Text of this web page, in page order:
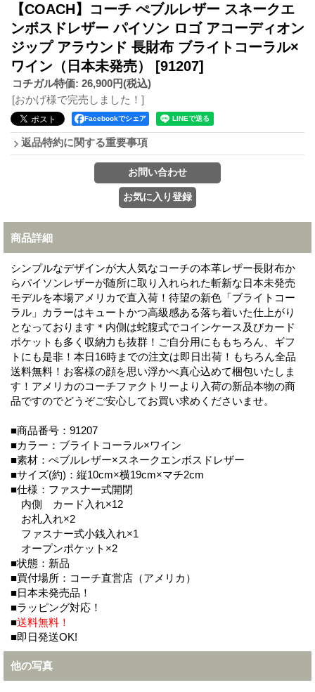
【COACH】コーチ ぺブルレザー スネークエ
ンボスドレザー パイソン ロゴ アコーディオン
ジップ アラウンド 長財布 ブライトコーラル×
ワイン（日本未発売） [91207]
コチガル特価: 26,900円(税込)
[おかげ様で完売しました！]
Facebookでシェア
返品特約に関する重要事項
商品詳細
シンプルなデザインが大人気なコーチの本革レザー長財布か
らパイソンレザーが随所に取り入れられた斬新な日本未発売
モデルを本場アメリカで直入荷！待望の新色「ブライトコー
ラル」カラーはキュートかつ高級感ある落ち着いた仕上がり
となっております＊内側は蛇腹式でコインケース及びカード
ポケットも多く収納力も抜群！ご自分用にももちろん、ギフ
トにも是非！本日16時までの注文は即日出荷！もちろん全品
送料無料！お客様の顔を思い浮かべ真心込めて梱包いたしま
す！アメリカのコーチファクトリーより入荷の新品本物の商
品ですのでどうぞご安心してお買い求めくださいませ。
■商品番号：91207
■カラー：ブライトコーラル×ワイン
■素材：ぺブルレザー×スネークエンボスドレザー
■サイズ(約)：縦10cm×横19cm×マチ2cm
■仕様：ファスナー式開閉
内側 カード入れ×12
お札入れ×2
ファスナー式小銭入れ×1
オープンポケット×2
■状態：新品
■買付場所：コーチ直営店（アメリカ）
■日本未発売品！
■ラッピング対応！
■送料無料！
■即日発送OK!
他の写真